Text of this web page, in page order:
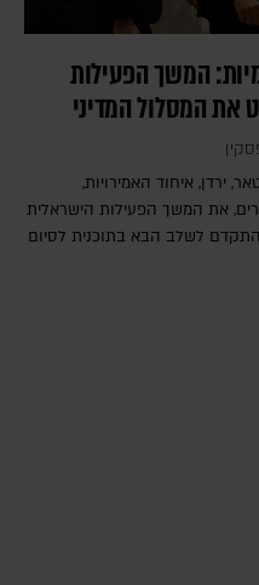
המשך הפעילות
את המסלול המדיני
ירדן, איחוד האמירויות,
את המשך הפעילות הישראלית
לשלב הבא בתוכנית לסיום